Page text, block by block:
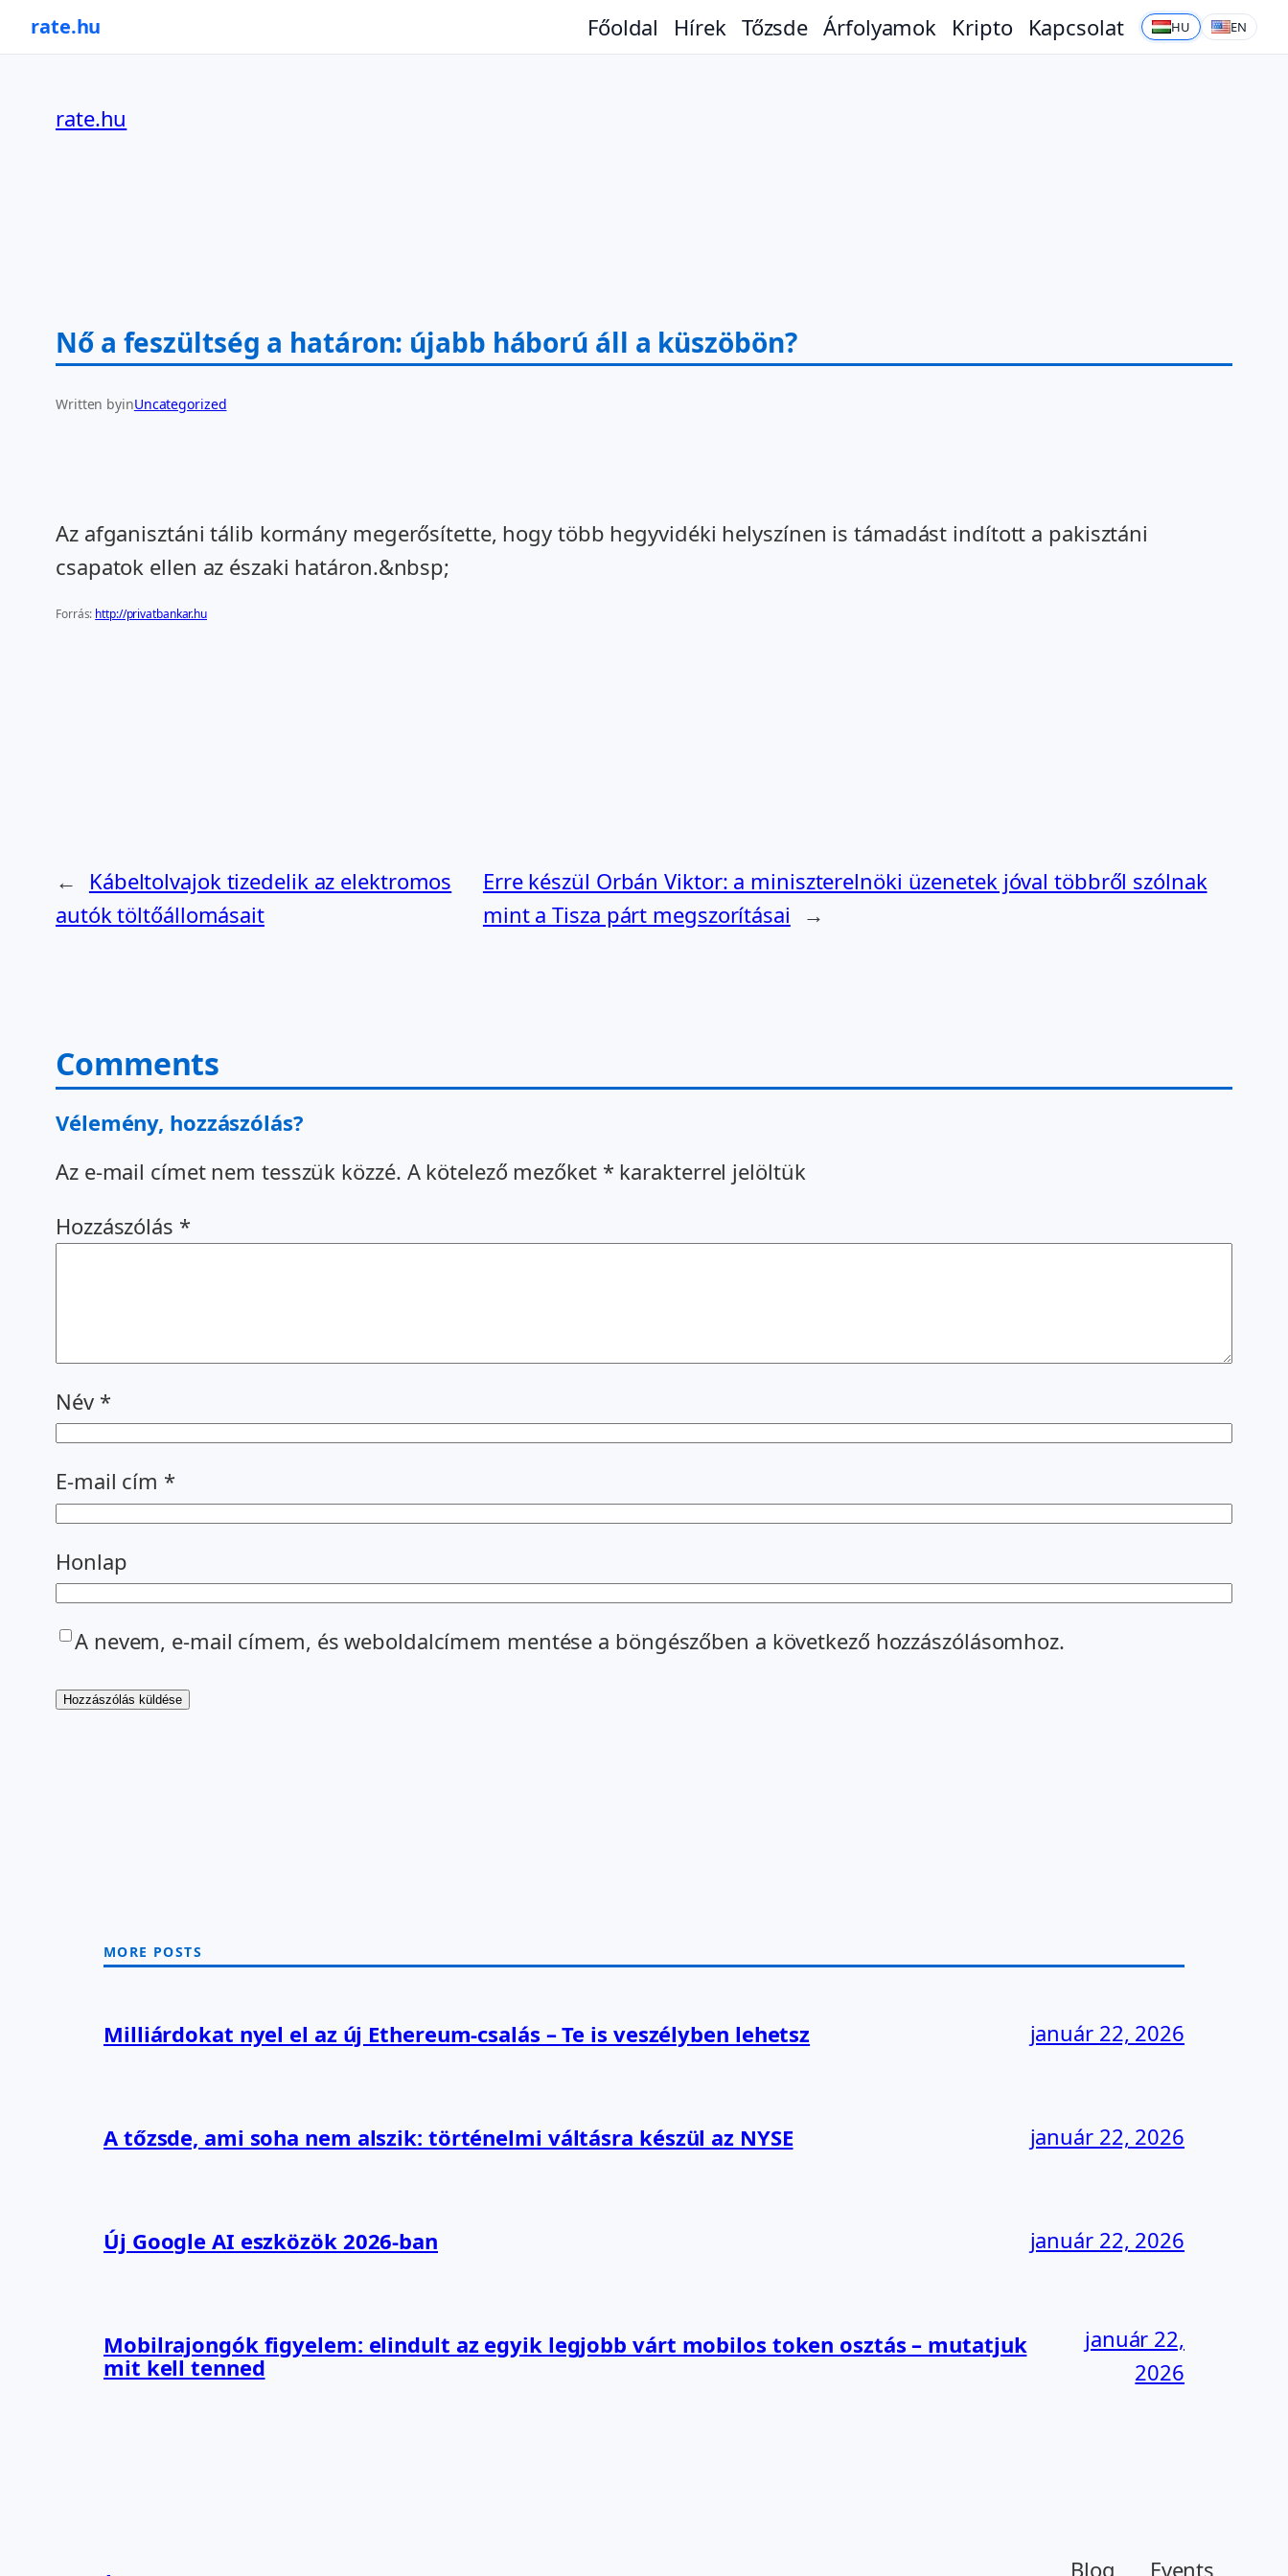
rate.hu Főoldal Hírek Tőzsde Árfolyamok Kripto Kapcsolat HU EN
rate.hu
Nő a feszültség a határon: újabb háború áll a küszöbön?
Written byinUncategorized
Az afganisztáni tálib kormány megerősítette, hogy több hegyvidéki helyszínen is támadást indított a pakisztáni
csapatok ellen az északi határon.&nbsp;
Forrás: http://privatbankar.hu
←
Kábeltolvajok tizedelik az elektromos
autók töltőállomásait
Erre készül Orbán Viktor: a miniszterelnöki üzenetek jóval többről szólnak
mint a Tisza párt megszorításai
→
Comments
Vélemény, hozzászólás?
Az e-mail címet nem tesszük közzé. A kötelező mezőket * karakterrel jelöltük
Hozzászólás *
Név *
E-mail cím *
Honlap
A nevem, e-mail címem, és weboldalcímem mentése a böngészőben a következő hozzászólásomhoz.
MORE POSTS
Milliárdokat nyel el az új Ethereum-csalás – Te is veszélyben lehetsz január 22, 2026
A tőzsde, ami soha nem alszik: történelmi váltásra készül az NYSE január 22, 2026
Új Google AI eszközök 2026-ban január 22, 2026
Mobilrajongók figyelem: elindult az egyik legjobb várt mobilos token osztás – mutatjuk
mit kell tenned
január 22,
2026
Blog Events